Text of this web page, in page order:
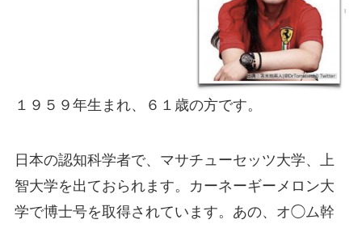
１９５９年生まれ、６１歳の方です。
日本の認知科学者で、マサチューセッツ大学、上
智大学を出ておられます。カーネーギーメロン大
学で博士号を取得されています。あの、オ◯ム幹